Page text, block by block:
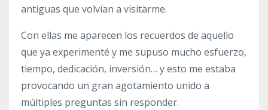
antiguas que volvían a visitarme.
Con ellas me aparecen los recuerdos de aquello
que ya experimenté y me supuso mucho esfuerzo,
tiempo, dedicación, inversión… y esto me estaba
provocando un gran agotamiento unido a
múltiples preguntas sin responder.